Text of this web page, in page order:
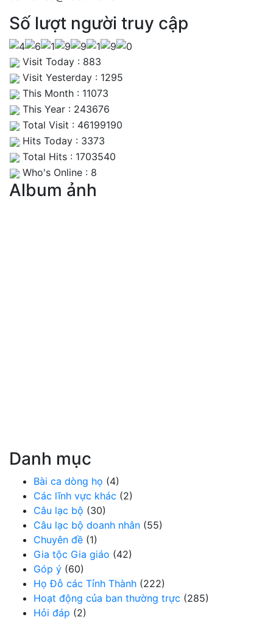
Số lượt người truy cập
Visit Today : 883
Visit Yesterday : 1295
This Month : 11073
This Year : 243676
Total Visit : 46199190
Hits Today : 3373
Total Hits : 1703540
Who's Online : 8
Album ảnh
Danh mục
Bài ca dòng họ (4)
Các lĩnh vực khác (2)
Câu lạc bộ (30)
Câu lạc bộ doanh nhân (55)
Chuyên đề (1)
Gia tộc Gia giáo (42)
Góp ý (60)
Họ Đỗ các Tỉnh Thành (222)
Hoạt động của ban thường trực (285)
Hỏi đáp (2)